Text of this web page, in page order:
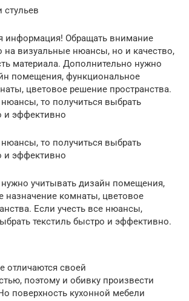
информация! Обращать внимание
на визуальные нюансы, но и качество,
материала. Дополнительно нужно
помещения, функциональное
цветовое решение пространства.
нюансы, то получиться выбрать
и эффективно
нюансы, то получиться выбрать
и эффективно
учитывать дизайн помещения,
назначение комнаты, цветовое
Если учесть все нюансы,
текстиль быстро и эффективно.
отличаются своей
поэтому и обивку произвести
поверхность кухонной мебели